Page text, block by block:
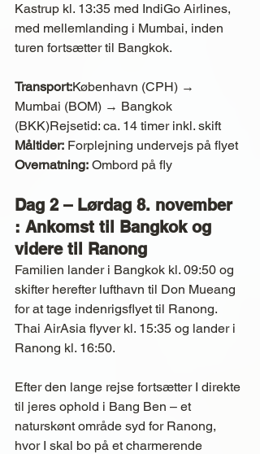
Kastrup kl. 13:35 med IndiGo Airlines,
med mellemlanding i Mumbai, inden
turen fortsætter til Bangkok.
Transport:København (CPH) →
Mumbai (BOM) → Bangkok
(BKK)Rejsetid: ca. 14 timer inkl. skift
Måltider: Forplejning undervejs på flyet
Overnatning: Ombord på fly
Dag 2 – Lørdag 8. november
: Ankomst til Bangkok og
videre til Ranong
Familien lander i Bangkok kl. 09:50 og
skifter herefter lufthavn til Don Mueang
for at tage indenrigsflyet til Ranong.
Thai AirAsia flyver kl. 15:35 og lander i
Ranong kl. 16:50.
Efter den lange rejse fortsætter I direkte
til jeres ophold i Bang Ben – et
naturskønt område syd for Ranong,
hvor I skal bo på et charmerende